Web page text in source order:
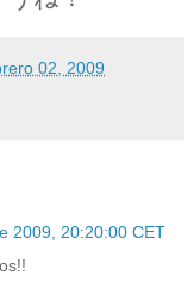
02, 2009
2009, 20:20:00 CET